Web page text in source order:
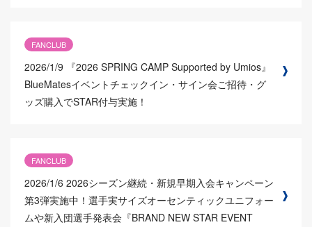
FANCLUB
2026/1/9
『2026 SPRING CAMP Supported by Umios』
BlueMatesイベントチェックイン・サイン会ご招待・グ
ッズ購入でSTAR付与実施！
FANCLUB
2026/1/6 2026シーズン継続・新規早期入会キャンペーン
第3弾実施中！選手実サイズオーセンティックユニフォー
ムや新入団選手発表会『BRAND NEW STAR EVENT